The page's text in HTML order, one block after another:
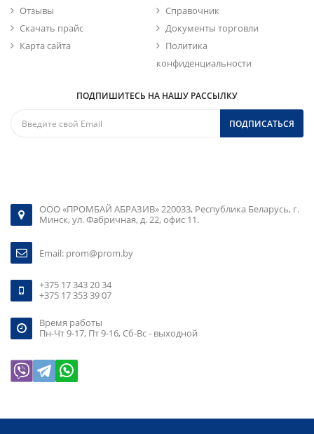
Отзывы
Справочник
Скачать прайс
Документы торговли
Карта сайта
Политика
конфиденциальности
ПОДПИШИТЕСЬ НА НАШУ РАССЫЛКУ
ПОДПИСАТЬСЯ
ООО «ПРОМБАЙ АБРАЗИВ» 220033, Республика Беларусь, г.
Минск, ул. Фабричная, д. 22, офис 11.
Email: prom@prom.by
+375 17 343 20 34
+375 17 353 39 07
Время работы
Пн-Чт 9-17, Пт 9-16, Сб-Вс - выходной